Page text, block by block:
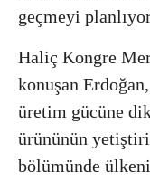
geçmeyi
Haliç Kongre
konuşan
üretim gücüne
ürününün
bölümünde